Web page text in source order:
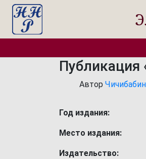
Публикация
Автор
Год издания:
Место издания:
Издательство: